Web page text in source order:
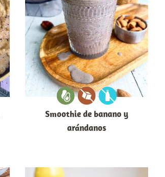
Smoothie de banano y
arándanos